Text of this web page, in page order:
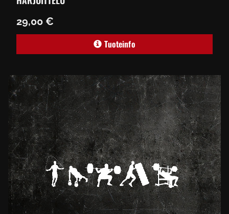
29,00 €
Tuoteinfo